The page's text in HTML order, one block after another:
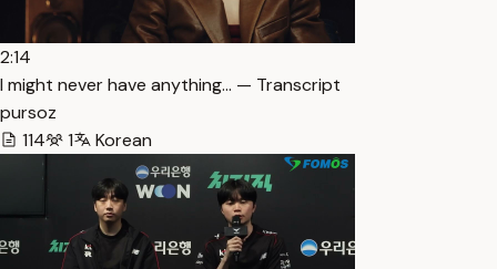
2:14
I might never have anything… — Transcript
pursoz
114
1 Korean